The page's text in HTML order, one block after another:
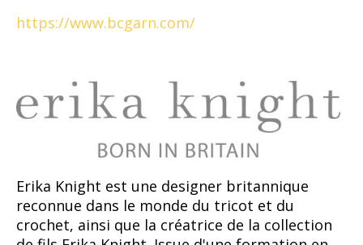
https://www.bcgarn.com/
Erika Knight est une designer britannique
reconnue dans le monde du tricot et du
crochet, ainsi que la créatrice de la collection